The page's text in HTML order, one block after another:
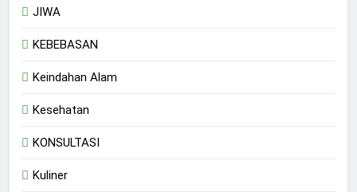
JIWA
KEBEBASAN
Keindahan Alam
Kesehatan
KONSULTASI
Kuliner